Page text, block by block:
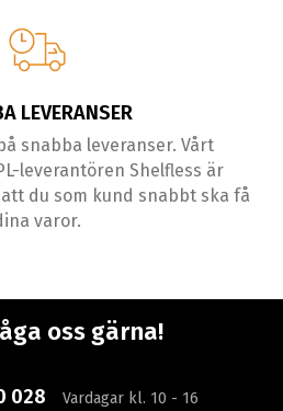
LEVERANSER
snabba leveranser. Vårt
leverantören Shelfless är
du som kund snabbt ska få
varor.
oss gärna!
028 Vardagar kl. 10 - 16